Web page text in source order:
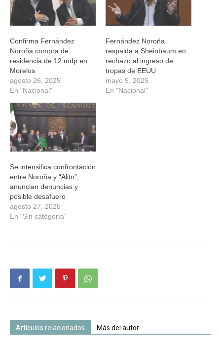
Confirma Fernández
Noroña compra de
residencia de 12 mdp en
Morelos
agosto 26, 2025
En "Nacional"
Fernández Noroña
respalda a Sheinbaum en
rechazo al ingreso de
tropas de EEUU
mayo 5, 2025
En "Nacional"
Se intensifica confrontación
entre Noroña y “Alito”;
anuncian denuncias y
posible desafuero
agosto 27, 2025
En "Sin categoría"
Artículos relacionados Más del autor